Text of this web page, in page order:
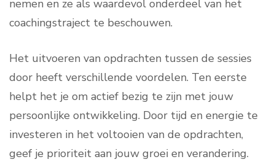
nemen en ze als waardevol onderdeel van het
coachingstraject te beschouwen.
Het uitvoeren van opdrachten tussen de sessies
door heeft verschillende voordelen. Ten eerste
helpt het je om actief bezig te zijn met jouw
persoonlijke ontwikkeling. Door tijd en energie te
investeren in het voltooien van de opdrachten,
geef je prioriteit aan jouw groei en verandering.